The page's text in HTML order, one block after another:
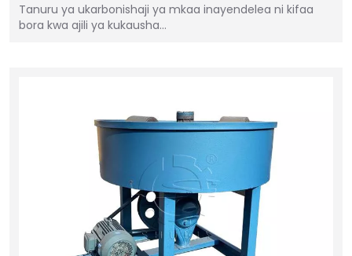
Tanuru ya ukarbonishaji ya mkaa inayendelea ni kifaa
bora kwa ajili ya kukausha…